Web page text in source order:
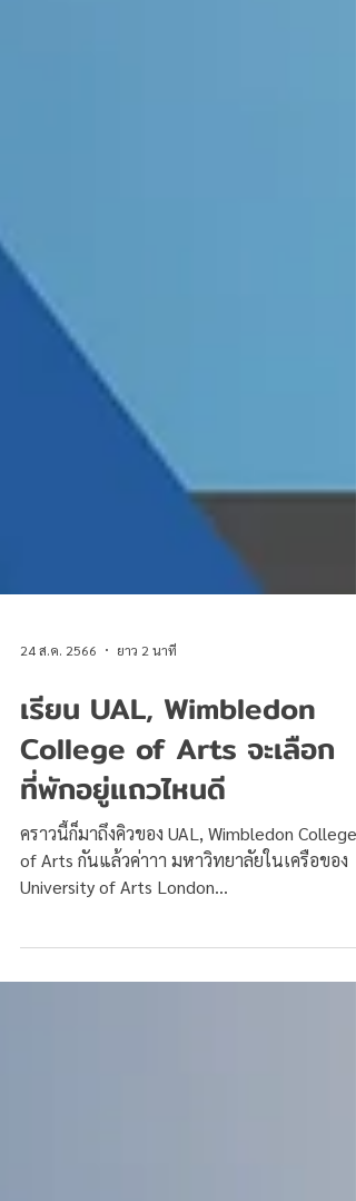
เรียน UAL, Wimbledon
College of Arts จะเลือก
ที่พักอยู่แถวไหนดี
คราวนี้ก็มาถึงคิวของ UAL, Wimbledon College
of Arts กันแล้วค่าาา มหาวิทยาลัยในเครือของ